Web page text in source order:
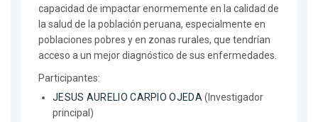
capacidad de impactar enormemente en la calidad de
la salud de la población peruana, especialmente en
poblaciones pobres y en zonas rurales, que tendrían
acceso a un mejor diagnóstico de sus enfermedades.
Participantes:
JESUS AURELIO CARPIO OJEDA(Investigador
principal)